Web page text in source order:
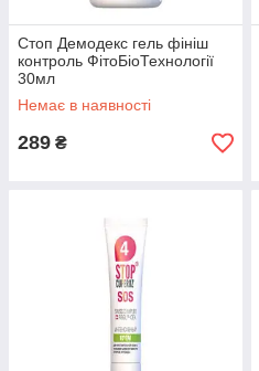
Стоп Демодекс гель фініш
контроль ФітоБіоТехнології
30мл
Немає в наявності
289 ₴